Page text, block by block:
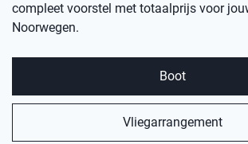
compleet voorstel met totaalprijs voor
Noorwegen.
Boot
Vliegarrangement